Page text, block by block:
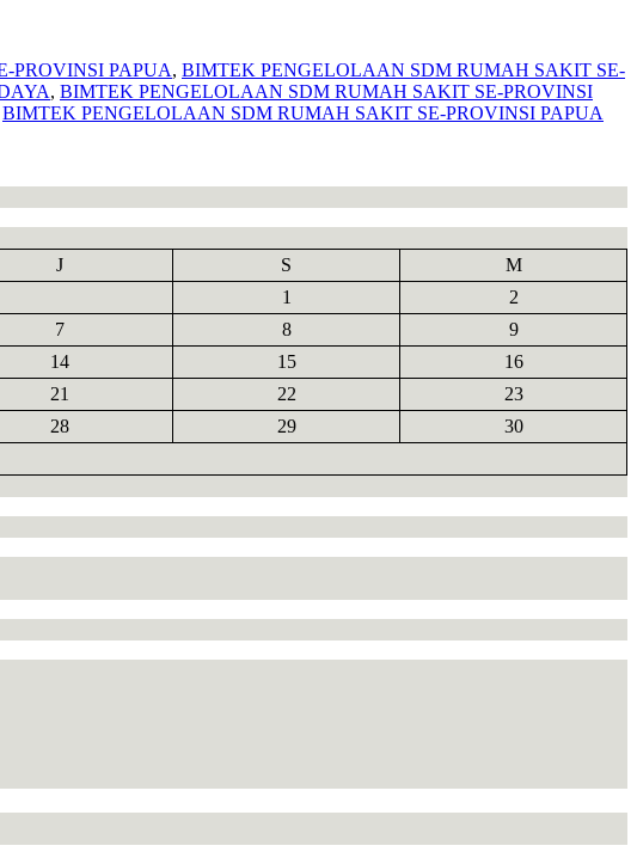
PROVINSI PAPUA, BIMTEK PENGELOLAAN SDM RUMAH SAKIT SE-
, BIMTEK PENGELOLAAN SDM RUMAH SAKIT SE-PROVINSI
BIMTEK PENGELOLAAN SDM RUMAH SAKIT SE-PROVINSI PAPUA
J S
M
1
2
7 8
9
14 15
16
21 22
23
28 29
30